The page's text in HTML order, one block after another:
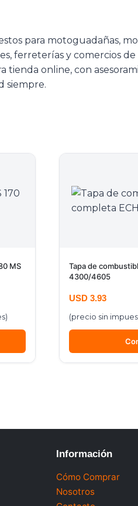
para motoguadañas,
ferreterías y comercios
online, con
siempre.
MS
Tapa de
4300/4605
USD 3.93
(precio sin
Información
Cómo Comprar
Nosotros